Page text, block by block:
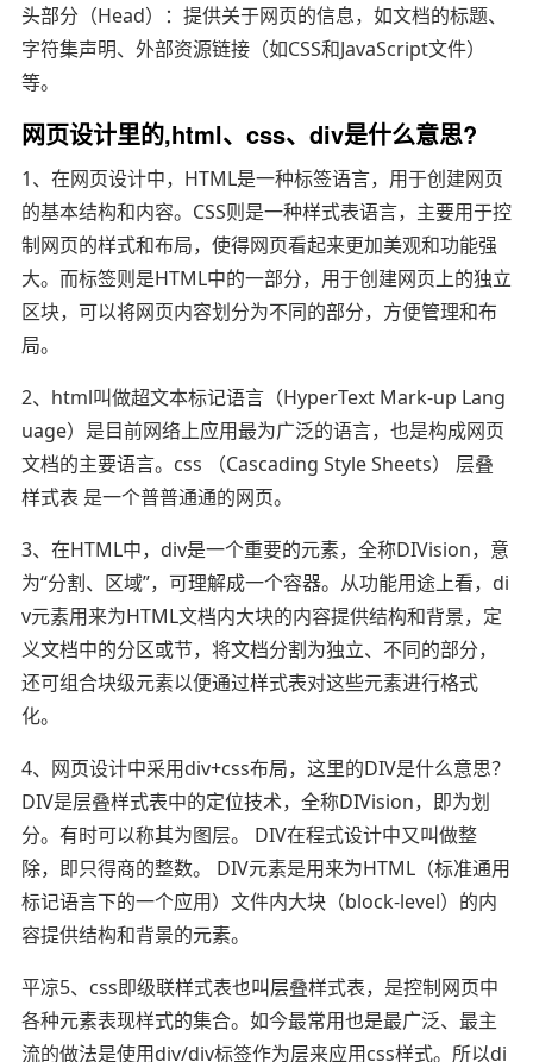
头部分（Head）：提供关于网页的信息，如文档的标题、
字符集声明、外部资源链接（如CSS和JavaScript文件）
等。
网页设计里的,html、css、div是什么意思?
1、在网页设计中，HTML是一种标签语言，用于创建网页
的基本结构和内容。CSS则是一种样式表语言，主要用于控
制网页的样式和布局，使得网页看起来更加美观和功能强
大。而标签则是HTML中的一部分，用于创建网页上的独立
区块，可以将网页内容划分为不同的部分，方便管理和布
局。
2、html叫做超文本标记语言（HyperText Mark-up Lang
uage）是目前网络上应用最为广泛的语言，也是构成网页
文档的主要语言。css （Cascading Style Sheets） 层叠
样式表 是一个普普通通的网页。
3、在HTML中，div是一个重要的元素，全称DIVision，意
为“分割、区域”，可理解成一个容器。从功能用途上看，di
v元素用来为HTML文档内大块的内容提供结构和背景，定
义文档中的分区或节，将文档分割为独立、不同的部分，
还可组合块级元素以便通过样式表对这些元素进行格式
化。
4、网页设计中采用div+css布局，这里的DIV是什么意思？
DIV是层叠样式表中的定位技术，全称DIVision，即为划
分。有时可以称其为图层。 DIV在程式设计中又叫做整
除，即只得商的整数。 DIV元素是用来为HTML（标准通用
标记语言下的一个应用）文件内大块（block-level）的内
容提供结构和背景的元素。
平凉5、css即级联样式表也叫层叠样式表，是控制网页中
各种元素表现样式的集合。如今最常用也是最广泛、最主
流的做法是使用div/div标签作为层来应用css样式。所以di